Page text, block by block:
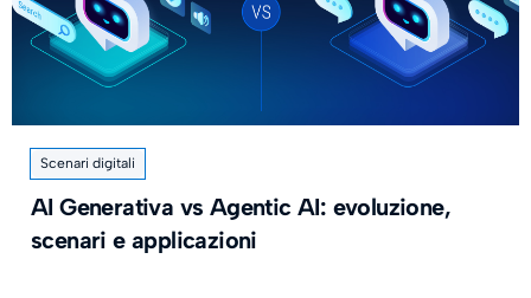
Scenari digitali
AI Generativa vs Agentic AI: evoluzione,
scenari e applicazioni